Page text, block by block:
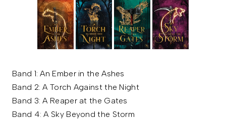
Band 1: An Ember in the Ashes
Band 2: A Torch Against the Night
Band 3: A Reaper at the Gates
Band 4: A Sky Beyond the Storm